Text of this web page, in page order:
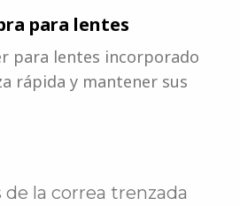
para lentes
para lentes incorporado
rápida y mantener sus
la correa trenzada